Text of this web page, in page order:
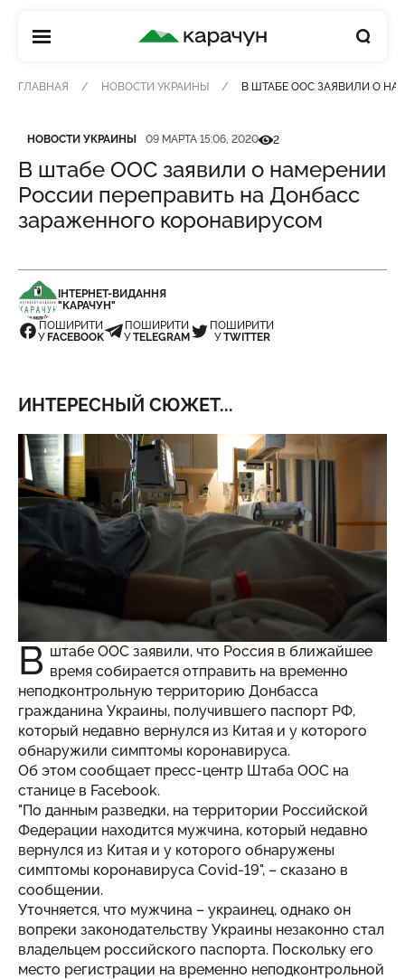
КАРАЧУН
ГЛАВНАЯ НОВОСТИ УКРАИНЫ В ШТАБЕ ООС ЗАЯВИЛИ О
Категория
НОВОСТИ УКРАИНЫ
Дата публикации 09 МАРТА 15:06, 2020Кількість переглядів
2
В штабе ООС заявили о намерении
России переправить на Донбасс
зараженного коронавирусом
ІНТЕРНЕТ-ВИДАННЯ
"КАРАЧУН"
ПОШИРИТИ
У FACEBOOK
ПОШИРИТИ
УTELEGRAM
ПОШИРИТИ
УTWITTER
ИНТЕРЕСНЫЙ СЮЖЕТ...
В штабе ООС заявили, что Россия в ближайшее
время собирается отправить на временно
неподконтрольную территорию Донбасса
гражданина Украины, получившего паспорт РФ,
который недавно вернулся из Китая и у которого
обнаружили симптомы коронавируса.
Об этом сообщает пресс-центр Штаба ООС на
станице в Facebook.
"По данным разведки, на территории Российской
Федерации находится мужчина, который недавно
вернулся из Китая и у которого обнаружены
симптомы коронавируса Covid-19", – сказано в
сообщении.
Уточняется, что мужчина – украинец, однако он
вопреки законодательству Украины незаконно стал
владельцем российского паспорта. Поскольку его
место регистрации на временно неподконтрольной